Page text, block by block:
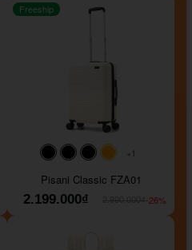
#000000#000000#000000
+1
Freeship
Pisani Classic FZA01
2.199.000₫
-26%